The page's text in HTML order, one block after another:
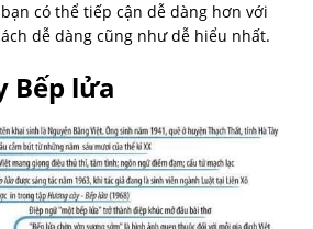
có thể tiếp cận dễ dàng hơn với
dễ dàng cũng như dễ hiểu nhất.
Bếp lửa